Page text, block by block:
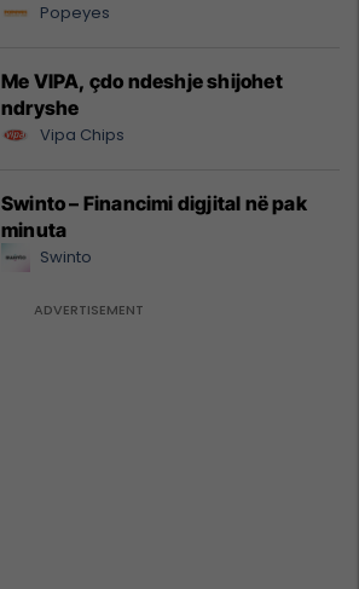
Popeyes
Me VIPA, çdo ndeshje shijohet
ndryshe
Vipa Chips
Swinto – Financimi digjital në pak
minuta
Swinto